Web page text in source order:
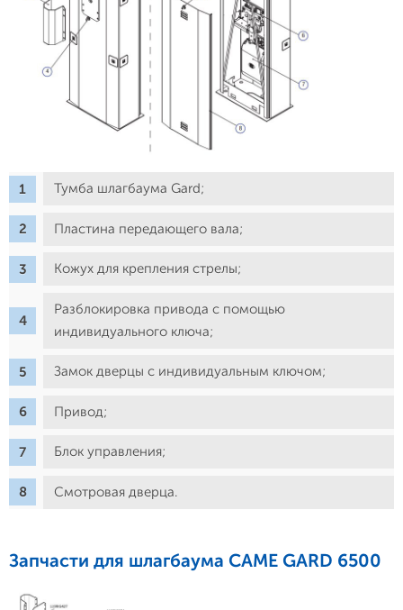
Тумба шлагбаума Gard;
Пластина передающего вала;
Кожух для крепления стрелы;
Разблокировка привода с помощью
индивидуального ключа;
Замок дверцы с индивидуальным ключом;
Привод;
Блок управления;
Смотровая дверца.
Запчасти для шлагбаума CAME GARD 6500